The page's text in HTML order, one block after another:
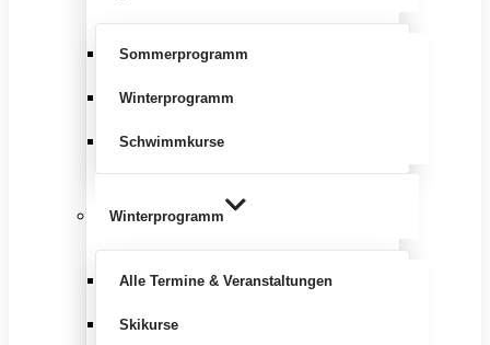
Sommerprogramm
Winterprogramm
Schwimmkurse
Winterprogramm
Alle Termine & Veranstaltungen
Skikurse